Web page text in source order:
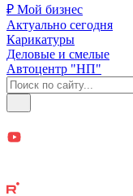
₽ Мой бизнес
Актуально сегодня
Карикатуры
Деловые и смелые
Автоцентр "НП"